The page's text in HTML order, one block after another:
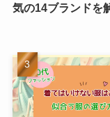
気の14ブランドを